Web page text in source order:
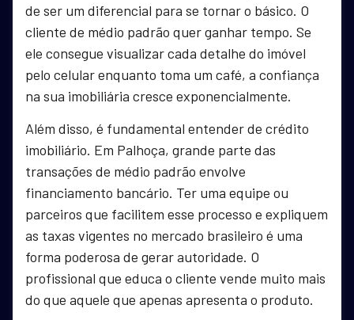
de ser um diferencial para se tornar o básico. O
cliente de médio padrão quer ganhar tempo. Se
ele consegue visualizar cada detalhe do imóvel
pelo celular enquanto toma um café, a confiança
na sua imobiliária cresce exponencialmente.
Além disso, é fundamental entender de crédito
imobiliário. Em Palhoça, grande parte das
transações de médio padrão envolve
financiamento bancário. Ter uma equipe ou
parceiros que facilitem esse processo e expliquem
as taxas vigentes no mercado brasileiro é uma
forma poderosa de gerar autoridade. O
profissional que educa o cliente vende muito mais
do que aquele que apenas apresenta o produto.